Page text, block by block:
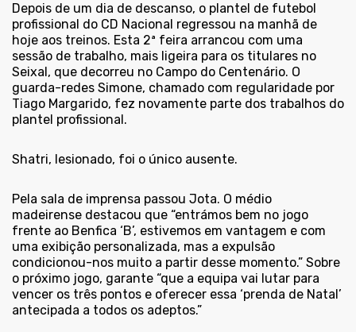
Depois de um dia de descanso, o plantel de futebol
profissional do CD Nacional regressou na manhã de
hoje aos treinos. Esta 2ª feira arrancou com uma
sessão de trabalho, mais ligeira para os titulares no
Seixal, que decorreu no Campo do Centenário. O
guarda-redes Simone, chamado com regularidade por
Tiago Margarido, fez novamente parte dos trabalhos do
plantel profissional.
Shatri, lesionado, foi o único ausente.
Pela sala de imprensa passou Jota. O médio
madeirense destacou que “entrámos bem no jogo
frente ao Benfica ‘B’, estivemos em vantagem e com
uma exibição personalizada, mas a expulsão
condicionou-nos muito a partir desse momento.” Sobre
o próximo jogo, garante “que a equipa vai lutar para
vencer os três pontos e oferecer essa ‘prenda de Natal’
antecipada a todos os adeptos.”